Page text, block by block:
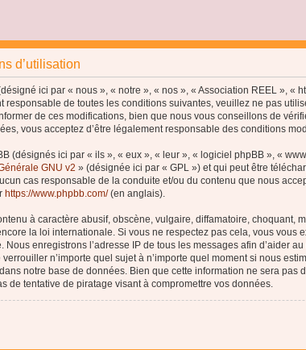
d’utilisation
ici par « nous », « notre », « nos », « Association REEL »,
responsable de toutes les conditions suivantes, veuillez ne pas
de ces modifications, bien que nous vous conseillons de
vous acceptez d’être légalement responsable des conditions
(désignés ici par « ils », « eux », « leur », « logiciel phpBB », «
GNU v2 » (désignée ici par « GPL ») et qui peut être
cas responsable de la conduite et/ou du contenu que nous
https://www.phpbb.com/(en anglais).
à caractère abusif, obscène, vulgaire, diffamatoire,
la loi internationale. Si vous ne respectez pas cela, vous
enregistrons l’adresse IP de tous les messages afin d’aider
n’importe quel sujet à n’importe quel moment si nous
notre base de données. Bien que cette information ne sera
de tentative de piratage visant à compromettre vos données.